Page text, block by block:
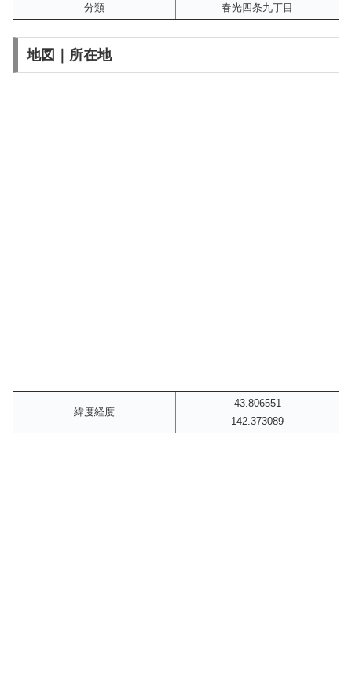
分類
春光四条九丁目
地図｜所在地
緯度経度
43.806551
142.373089